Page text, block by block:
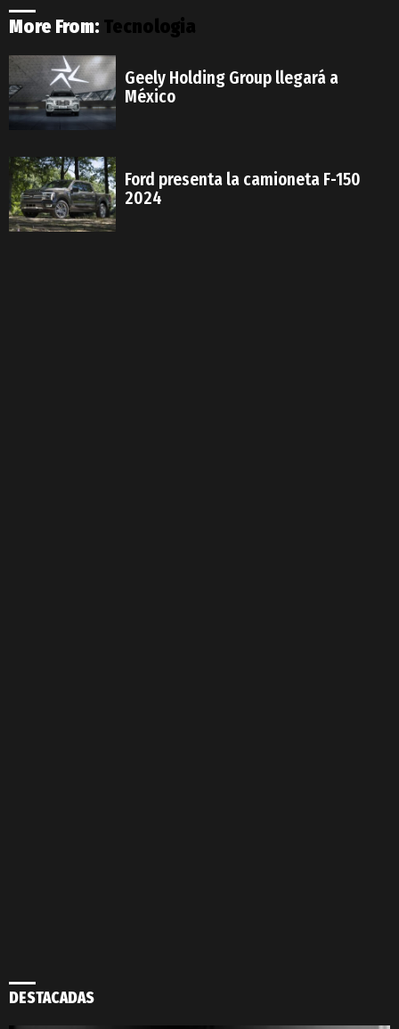
More From: Tecnologia
Geely Holding Group llegará a
México
Ford presenta la camioneta F-150
2024
DESTACADAS